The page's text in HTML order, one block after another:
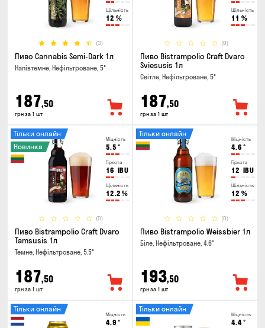
Щільність
12 %
(3)
Пиво Cannabis Semi-Dark 1л
Напівтемне, Нефільтроване, 5°
187,50
грн за 1 шт
Щільність
11 %
(0)
Пиво Bistrampolio Craft Dvaro
Sviesusis 1л
Світле, Нефільтроване, 5°
187,50
грн за 1 шт
Міцність
5.5 °
Гіркота
16 IBU
Щільність
12.2 %
(0)
Тільки онлайн
Новинка
Пиво Bistrampolio Craft Dvaro
Tamsusis 1л
Темне, Нефільтроване, 5.5°
187,50
грн за 1 шт
Міцність
4.6 °
Гіркота
12 IBU
Щільність
12 %
(0)
Тільки онлайн
Пиво Bistrampolio Weissbier 1л
Біле, Нефільтроване, 4.6°
193,50
грн за 1 шт
Міцність
4.9 °
Тільки онлайн
Міцність
4.4°
Тільки онлайн